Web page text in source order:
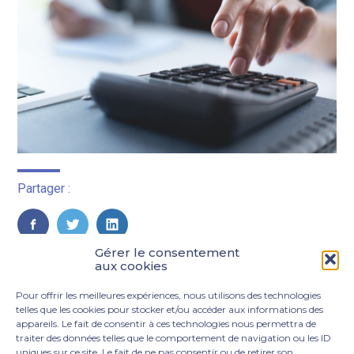
Gérer le consentement
aux cookies
Pour offrir les meilleures expériences, nous utilisons des technologies
telles que les cookies pour stocker et/ou accéder aux informations des
appareils. Le fait de consentir à ces technologies nous permettra de
traiter des données telles que le comportement de navigation ou les ID
Partager :
FaceBook
TwitterLinkedIn